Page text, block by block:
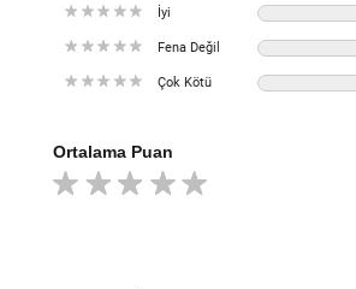
İyi
Fena Değil
Çok Kötü
Ortalama Puan